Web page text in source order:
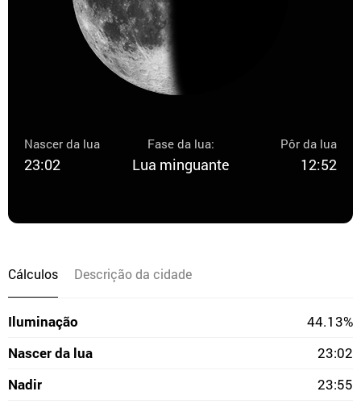
Nascer da lua
23:02
Fase da lua:
Lua minguante
Pôr da lua
12:52
Cálculos Descrição da cidade
Iluminação
44.13%
Nascer da lua
23:02
Nadir
23:55